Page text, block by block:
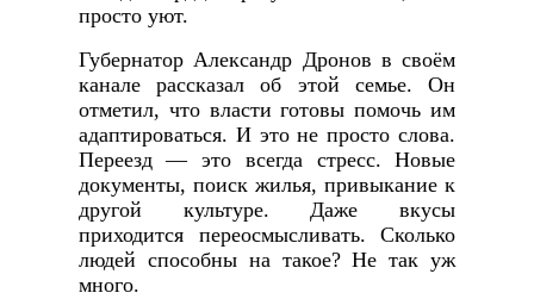
просто уют.
Губернатор Александр Дронов в своём
канале рассказал об этой семье. Он
отметил, что власти готовы помочь им
адаптироваться. И это не просто слова.
Переезд — это всегда стресс. Новые
документы, поиск жилья, привыкание к
другой культуре. Даже вкусы
приходится переосмысливать. Сколько
людей способны на такое? Не так уж
много.